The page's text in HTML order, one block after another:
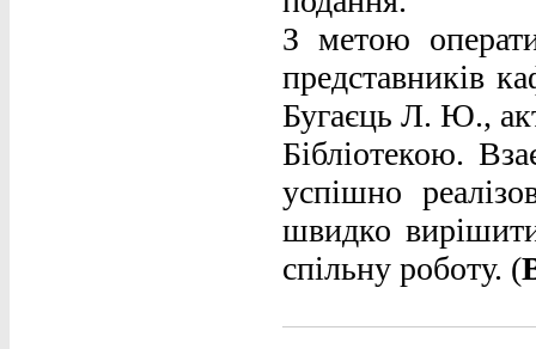
З метою
представників
Бугаєць Л. Ю.,
Бібліотекою.
успішно
швидко
спільну роботу. (